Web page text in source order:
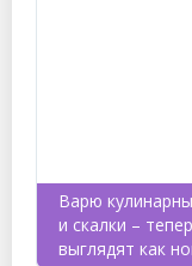
Варю
и скалки –
выглядят как